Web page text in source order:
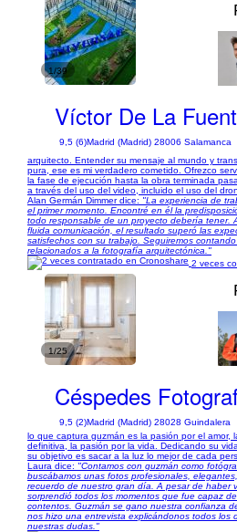
1/39
Víctor De La
9,5 (6)Madrid (Madrid) 28006 Salamanca
arquitecto. Entender su mensaje al mundo y
pura, ese es mi verdadero cometido. Ofrezco
la fase de ejecución hasta la obra terminada
a través del uso del video, incluido el uso del
Alan Germán Dimmer dice: "La experiencia de
el primer momento. Encontré en él la
todo responsable de un proyecto debería tener.
fluida comunicación, el resultado superó las
satisfechos con su trabajo. Seguiremos
relacionados a la fotografía arquitectónica."
2 veces
1/25
Céspedes
9,5 (2)Madrid (Madrid) 28028 Guindalera
lo que captura guzmán es la pasión por el amor,
definitiva, la pasión por la vida. Dedicando su
su objetivo es sacar a la luz lo mejor de cada
Laura dice: "Contamos con guzmán como
buscábamos unas fotos profesionales,
recuerdo de nuestro gran día. A pesar de haber
sorprendió todos los momentos que fue capaz
contentos. Guzmán se gano nuestra confianza
nos hizo una entrevista explicándonos todos los
nuestras dudas."